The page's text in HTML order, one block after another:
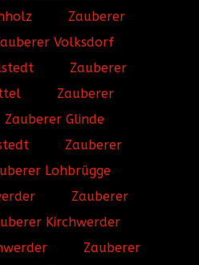
Zauberer
Volksdorf
Zauberer
Zauberer
Zauberer Glinde
Zauberer
Lohbrügge
Zauberer
Kirchwerder
Zauberer